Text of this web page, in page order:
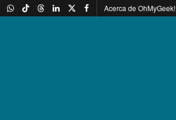
Acerca de OhMyGeek!